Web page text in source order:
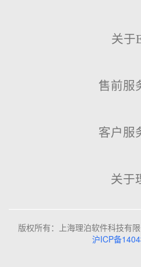
关于
售前服
客户服
关于
版权所有：上海理泊软件科技有
沪ICP备